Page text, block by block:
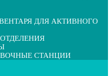
ДЛЯ АКТИВНОГО
СТАНЦИИ